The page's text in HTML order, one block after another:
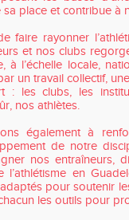
place et contribue à
faire rayonner
et nos clubs
à l’échelle locale,
un travail collectif,
: les clubs, les
nos athlètes.
également à
de notre
nos entraîneurs,
l’athlétisme en
pour soutenir
les outils pour